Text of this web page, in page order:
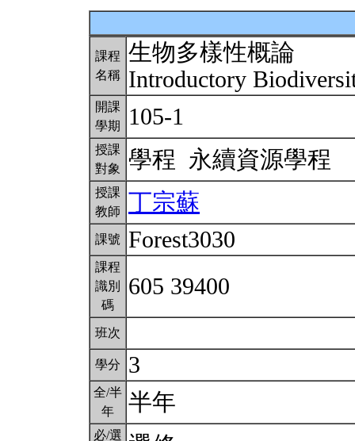
課程
名稱
生物多樣性概論
Introductory
開課
學期
105-1
授課
對象
學程 永續資源學程
授課
教師
丁宗蘇
課號 Forest3030
課程
識別
碼
605 39400
班次
學分 3
全/半
年
半年
必/選